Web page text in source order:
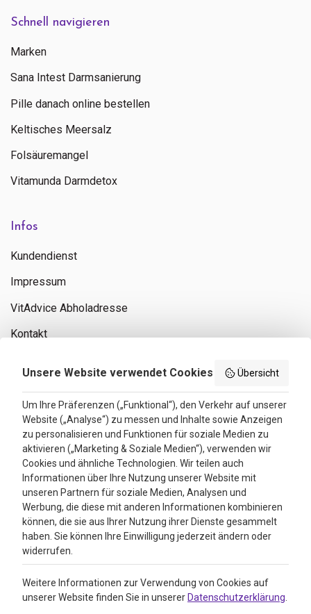
Schnell navigieren
Marken
Sana Intest Darmsanierung
Pille danach online bestellen
Keltisches Meersalz
Folsäuremangel
Vitamunda Darmdetox
Infos
Kundendienst
Impressum
VitAdvice Abholadresse
Kontakt
Bewertungen
4.3
Google Reviews
Unsere Website verwendet Cookies Übersicht
Um Ihre Präferenzen („Funktional“), den Verkehr auf unserer
Website („Analyse“) zu messen und Inhalte sowie Anzeigen
zu personalisieren und Funktionen für soziale Medien zu
aktivieren („Marketing & Soziale Medien“), verwenden wir
Cookies und ähnliche Technologien. Wir teilen auch
Informationen über Ihre Nutzung unserer Website mit
unseren Partnern für soziale Medien, Analysen und
Werbung, die diese mit anderen Informationen kombinieren
können, die sie aus Ihrer Nutzung ihrer Dienste gesammelt
haben. Sie können Ihre Einwilligung jederzeit ändern oder
widerrufen.
Weitere Informationen zur Verwendung von Cookies auf
unserer Website finden Sie in unserer Datenschutzerklärung